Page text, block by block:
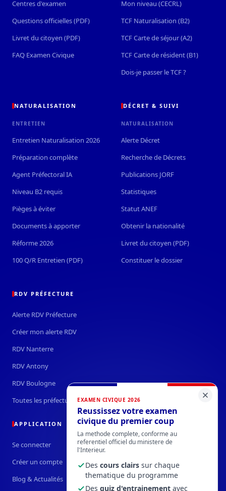
EXAMEN CIVIQUE 2026
Reussissez votre examen
civique du premier coup
La methode complete, conforme au
referentiel officiel du ministere de
l'Interieur.
Des cours clairs sur chaque
thematique du programme
Des quiz d'entrainement avec
Centres d'examen
Questions officielles (PDF)
Livret du citoyen (PDF)
FAQ Examen Civique
Mon niveau (CECRL)
TCF Naturalisation (B2)
TCF Carte de séjour (A2)
TCF Carte de résident (B1)
Dois-je passer le TCF ?
NATURALISATION
ENTRETIEN
Entretien Naturalisation 2026
Préparation complète
Agent Préfectoral IA
Niveau B2 requis
Pièges à éviter
Documents à apporter
Réforme 2026
100 Q/R Entretien (PDF)
DÉCRET & SUIVI
NATURALISATION
Alerte Décret
Recherche de Décrets
Publications JORF
Statistiques
Statut ANEF
Obtenir la nationalité
Livret du citoyen (PDF)
Constituer le dossier
RDV PRÉFECTURE
Alerte RDV Préfecture
Créer mon alerte RDV
RDV Nanterre
RDV Antony
RDV Boulogne
Toutes les préfectures →
APPLICATION
Se connecter
Créer un compte
Blog & Actualités